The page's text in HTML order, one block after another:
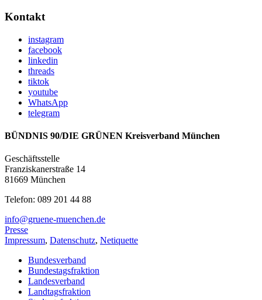
Kontakt
instagram
facebook
linkedin
threads
tiktok
youtube
WhatsApp
telegram
BÜNDNIS 90/DIE GRÜNEN Kreisverband München
Geschäftsstelle
Franziskanerstraße 14
81669 München
Telefon: 089 201 44 88
info@gruene-muenchen.de
Presse
Impressum, Datenschutz, Netiquette
Bundesverband
Bundestagsfraktion
Landesverband
Landtagsfraktion